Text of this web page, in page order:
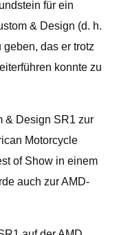
für ein
& Design (d. h.
geben, das er trotz
konnte zu
& Design SR1 zur
Motorcycle
of Show in einem
auch zur AMD-